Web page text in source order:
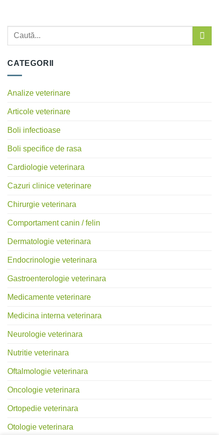
CATEGORII
Analize veterinare
Articole veterinare
Boli infectioase
Boli specifice de rasa
Cardiologie veterinara
Cazuri clinice veterinare
Chirurgie veterinara
Comportament canin / felin
Dermatologie veterinara
Endocrinologie veterinara
Gastroenterologie veterinara
Medicamente veterinare
Medicina interna veterinara
Neurologie veterinara
Nutritie veterinara
Oftalmologie veterinara
Oncologie veterinara
Ortopedie veterinara
Otologie veterinara